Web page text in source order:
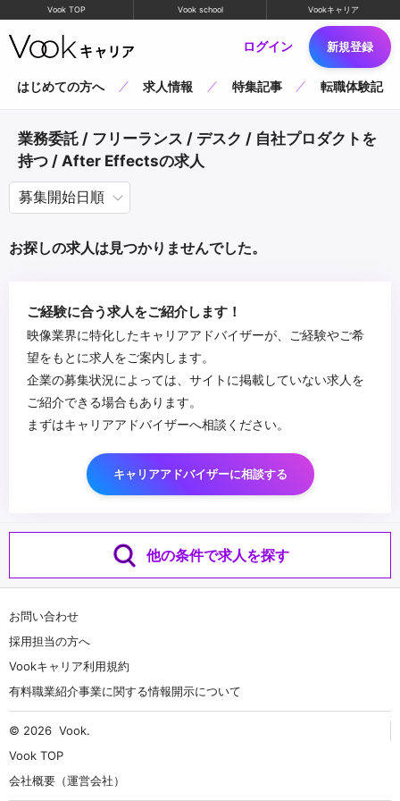
Vook TOP Vook school Vookキャリア
ログイン 新規登録
はじめての方へ 求人情報 特集記事 転職体験記
業務委託 / フリーランス / デスク / 自社プロダクトを
持つ / After Effectsの求人
お探しの求人は見つかりませんでした。
ご経験に合う求人をご紹介します！
映像業界に特化したキャリアアドバイザーが、ご経験やご希
望をもとに求人をご案内します。
企業の募集状況によっては、サイトに掲載していない求人を
ご紹介できる場合もあります。
まずはキャリアアドバイザーへ相談ください。
キャリアアドバイザーに相談する
他の条件で求人を探す
お問い合わせ
採用担当の方へ
Vookキャリア利用規約
有料職業紹介事業に関する情報開示について
© 2026 Vook.
Vook TOP
会社概要（運営会社）